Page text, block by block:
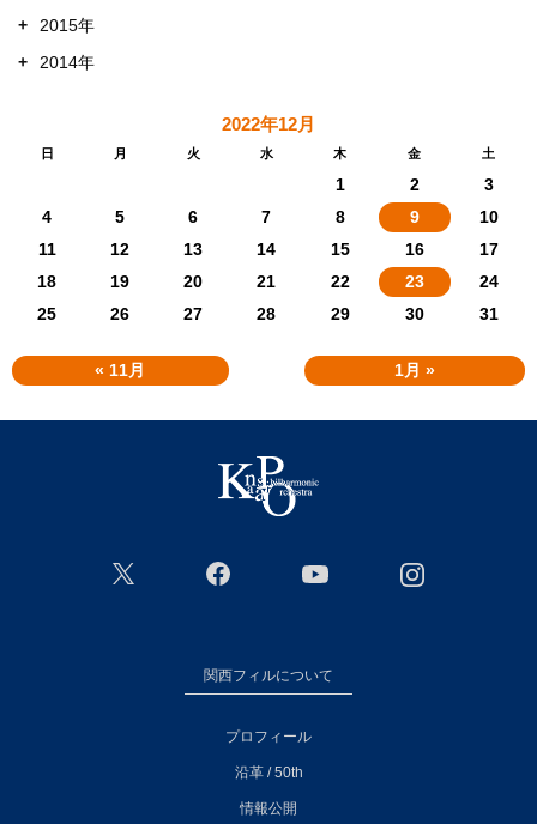
+
2015年
+
2014年
2022年12月
日 月 火 水 木 金 土
« 11月 1月 »
1 2
3
4
5 6 7 8 9
10
11
12 13 14 15 16
17
18
19 20 21 22 23
24
25
26 27 28 29 30 31
関西フィルについて
プロフィール
沿革 / 50th
情報公開